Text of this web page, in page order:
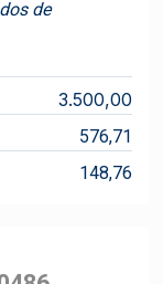
de
3.500,00
576,71
148,76